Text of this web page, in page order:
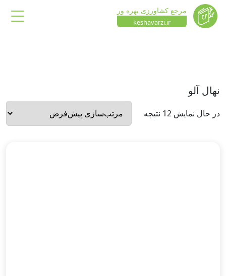
مرجع کشاورزی بهره ور
keshavarzi.ir
نهال آلو
در حال نمایش 12 نتیجه